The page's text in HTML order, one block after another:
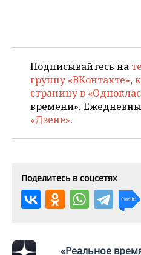
Подписывайтесь на
группу «ВКонтакте»,
страницу в
времени».
«Дзене».
Поделитесь в соцсетях
«Реальное